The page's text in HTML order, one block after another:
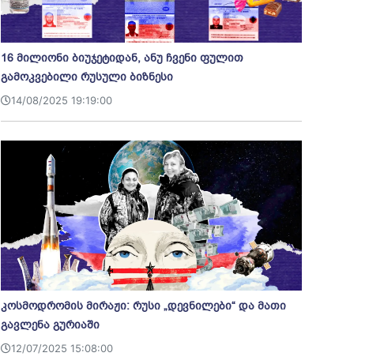
16 მილიონი ბიუჯეტიდან, ანუ ჩვენი ფულით
გამოკვებილი რუსული ბიზნესი
14/08/2025 19:19:00
კოსმოდრომის მირაჟი: რუსი „დევნილები“ და მათი
გავლენა გურიაში
12/07/2025 15:08:00